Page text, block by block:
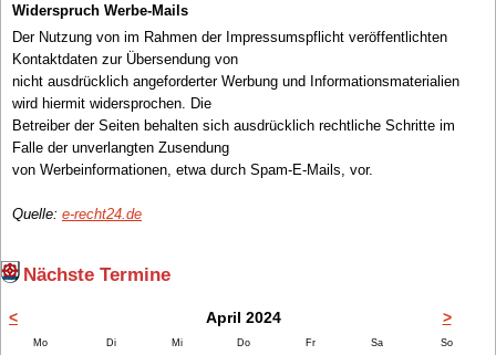
Widerspruch Werbe-Mails
Der Nutzung von im Rahmen der Impressumspflicht veröffentlichten
Kontaktdaten zur Übersendung von
nicht ausdrücklich angeforderter Werbung und Informationsmaterialien
wird hiermit widersprochen. Die
Betreiber der Seiten behalten sich ausdrücklich rechtliche Schritte im
Falle der unverlangten Zusendung
von Werbeinformationen, etwa durch Spam-E-Mails, vor.
Quelle: e-recht24.de
Nächste Termine
< April 2024 >
Montag Dienstag Mittwoch Donnerstag Freitag Samstag Sonntag